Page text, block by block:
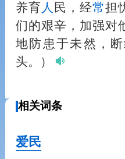
养育 人 民，经常担
们的艰辛，加强对
地防患于未然，
头。）
相关词条
爱民